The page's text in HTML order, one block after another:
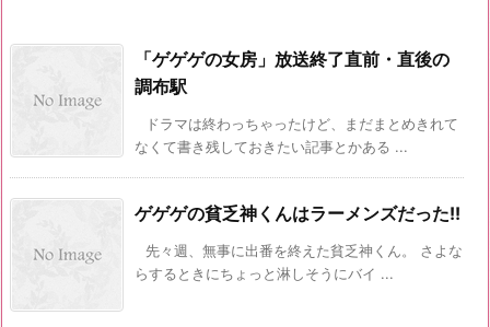
「ゲゲゲの女房」放送終了直前・直後の
調布駅
ドラマは終わっちゃったけど、まだまとめきれて
なくて書き残しておきたい記事とかある ...
ゲゲゲの貧乏神くんはラーメンズだった!!
先々週、無事に出番を終えた貧乏神くん。 さよな
らするときにちょっと淋しそうにバイ ...